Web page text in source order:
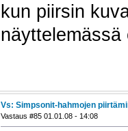
kun piirsin
Vs: Simpsonit-hahmojen
Vastaus #85 01.01.08 - 14:08